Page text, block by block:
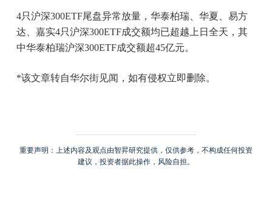
4只沪深300ETF尾盘异常放量，华泰柏瑞、华夏、易方
达、嘉实4只沪深300ETF成交额均已超越上日全天，其
中华泰柏瑞沪深300ETF成交额超45亿元。
*该文章转自华尔街见闻，如有侵权立即删除。
重要声明：上述内容及观点由智昇研究提供，仅供参考，不构成任何投资
建议，投资者据此操作，风险自担。